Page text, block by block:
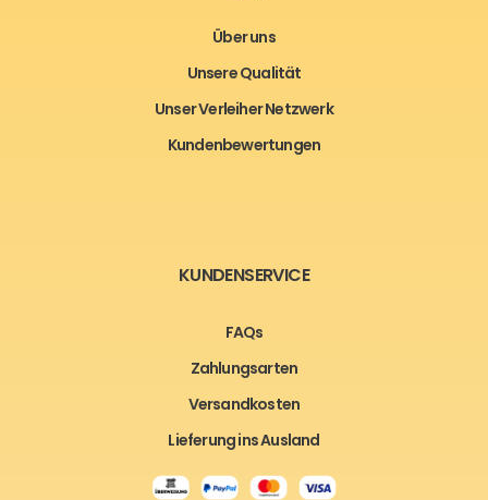
Über uns
Unsere Qualität
Unser Verleiher Netzwerk
Kundenbewertungen
KUNDENSERVICE
FAQs
Zahlungsarten
Versandkosten
Lieferung ins Ausland